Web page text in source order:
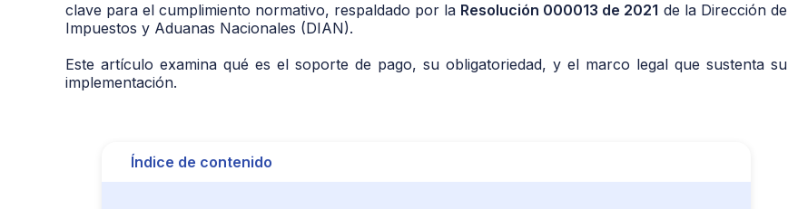
clave para el cumplimiento normativo, respaldado por la Resolución 000013 de 2021 de la Dirección de
Impuestos y Aduanas Nacionales (DIAN).
Este artículo examina qué es el soporte de pago, su obligatoriedad, y el marco legal que sustenta su
implementación.
Índice de contenido